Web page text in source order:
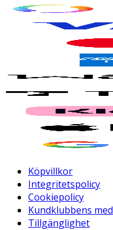
Köpvillkor
Integritetspolicy
Cookiepolicy
Kundklubbens
Tillgänglighet